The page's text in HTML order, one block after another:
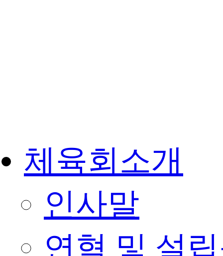
체육회소개
인사말
연혁 및 설